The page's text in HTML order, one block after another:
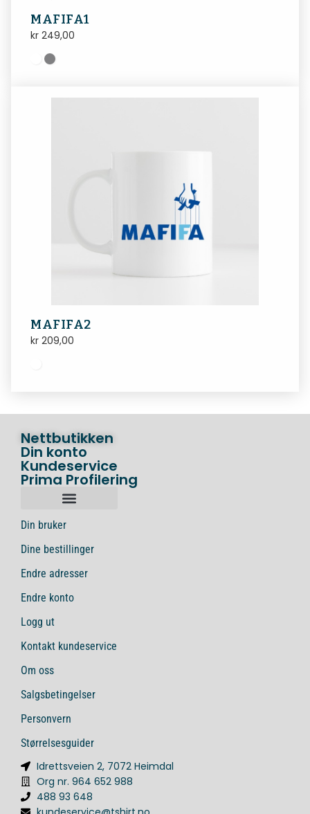
MAFIFA1
kr 249,00
MAFIFA2
kr 209,00
Nettbutikken
Din konto
Kundeservice
Prima Profilering
Din bruker
Dine bestillinger
Endre adresser
Endre konto
Logg ut
Kontakt kundeservice
Om oss
Salgsbetingelser
Personvern
Størrelsesguider
Idrettsveien 2, 7072 Heimdal
Org nr. 964 652 988
488 93 648